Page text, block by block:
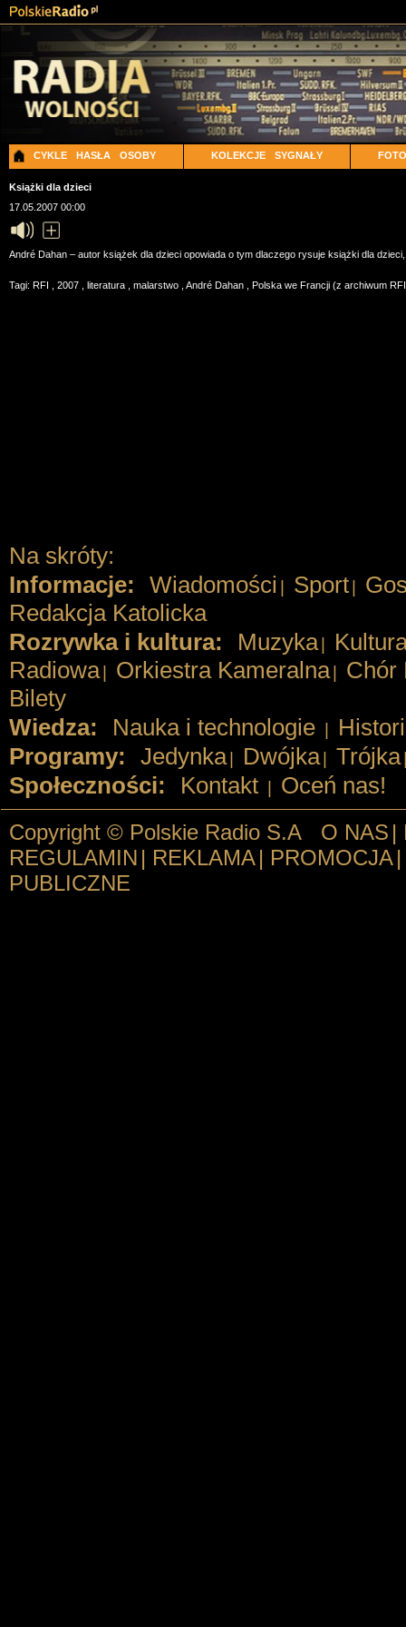
CYKLE HASŁA OSOBY KOLEKCJE SYGNAŁY FOTO
Książki dla dzieci
17.05.2007 00:00
André Dahan – autor książek dla dzieci opowiada o tym dlaczego rysuje książki dla
Tagi: RFI 2007 literatura malarstwo André Dahan Polska we Francji (z archiwum
Na skróty:
Informacje: Wiadomości Sport
Redakcja Katolicka
Rozrywka i kultura:
Muzyka
Radiowa
Orkiestra Kameralna
Chór
Bilety
Wiedza:
Nauka i technologie
Programy: Jedynka Dwójka Trójka
Społeczności: Kontakt Oceń nas!
Copyright © Polskie Radio S.A O NAS |
REGULAMIN | REKLAMA | PROMOCJA |
PUBLICZNE